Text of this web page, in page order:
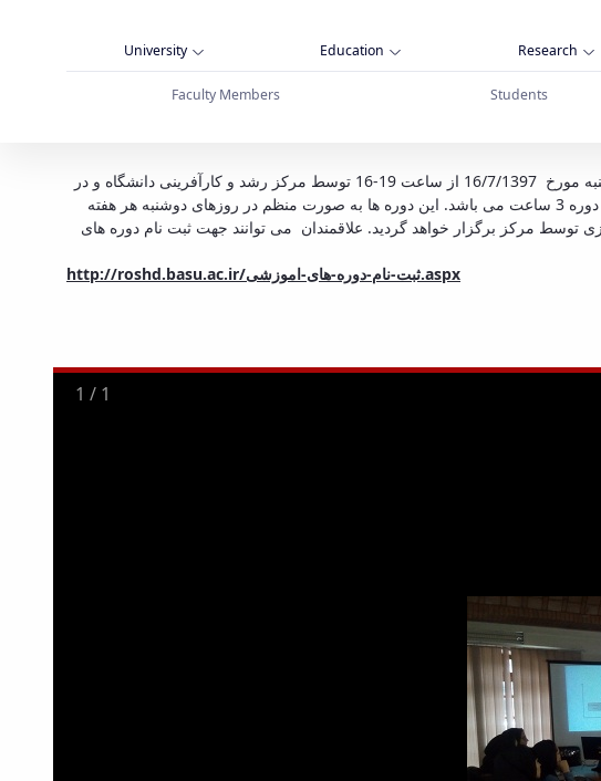
University Education Research
Faculty Members Students
افزایی و توانمندسازی - دانشگاه بوعلی سینا همدان
دوره آموزشی "آشنایی با شیوه های توسعه فردی" در چارچوب برنامه آموزشی کارآفرینی شش ماهه دوم سال 1397 در روز دوشنبه مورخ 16/7/1397 از ساعت 19-16 توسط مرکز رشد و کارآفرینی دانشگاه و در
محل سالن جلسات مرکز برگزار گردید. لازم به ذکر است این دوره ها در دو سطح پایه و تکمیلی برگزار می شود و مدت زمان هر دوره 3 ساعت می باشد. این دوره ها به صورت منظم در روزهای دوشنبه هر هفته
و تکمیلی مهارت افزایی و توانمندسازی توسط مرکز برگزار خواهد گردید. علاقمندان می توانند جهت ثبت نام دوره های
http://roshd.basu.ac.ir/ثبت-نام-دوره-های-اموزشی.aspx
1 / 1